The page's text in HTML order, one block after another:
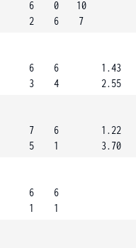
6
2
0
6
10
7
6
3
6
4
1.43
2.55
7
5
6
1
1.22
3.70
6
1
6
1